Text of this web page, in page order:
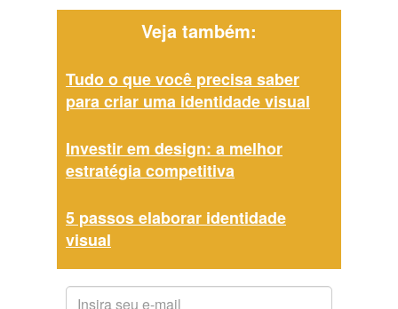
Veja também:
Tudo o que você precisa saber
para criar uma identidade visual
Investir em design: a melhor
estratégia competitiva
5 passos elaborar identidade
visual